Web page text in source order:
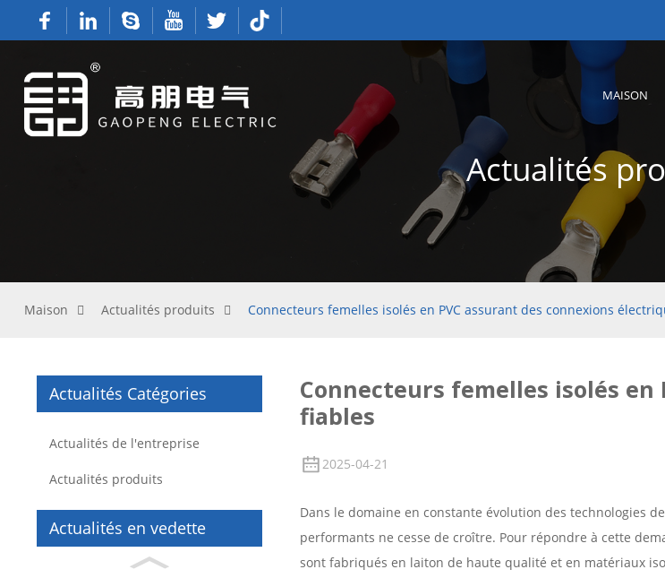
MAISON
Actualités
Maison Actualités produits Connecteurs femelles isolés en PVC assurant des connexions
Actualités Catégories
Actualités de l'entreprise
Actualités produits
Actualités en vedette
Connecteurs femelles isolés
fiables
2025-04-21
Dans le domaine en constante évolution des technologies
performants ne cesse de croître. Pour répondre à cette
sont fabriqués en laiton de haute qualité et en matériaux